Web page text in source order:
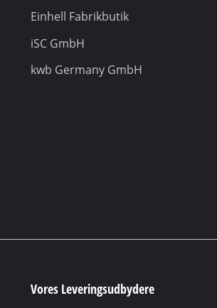
Einhell Fabrikbutik
iSC GmbH
kwb Germany GmbH
Vores Leveringsudbydere